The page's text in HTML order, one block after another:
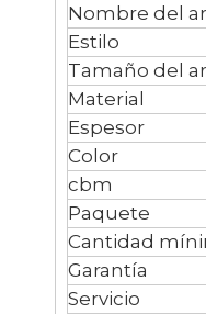
Nombre del
Estilo
Tamaño del
Material
Espesor
Color
cbm
Paquete
Cantidad
Garantía
Servicio